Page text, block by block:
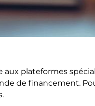
plateformes
de financement.